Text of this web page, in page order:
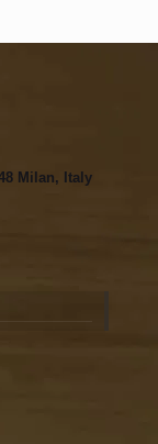
Milan, Italy